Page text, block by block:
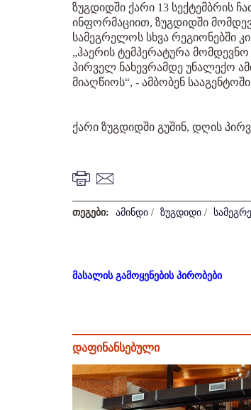
ზუგდიდში ქარი 13
ინფორმაციით, ზუგდიდში
სამეგრელოს სხვა რეგიონებში კი
„ჰაერის ტემპერატურა
პირველ ნახევრამდე უნალექო
მიაღწიოს“, - ამბობენ
ქარი ზუგდიდში გუშინ, დღის
თეგები: ამინდი / ზუგდიდი /
მასალის გამოყენების პირობები
დაფინანსებული